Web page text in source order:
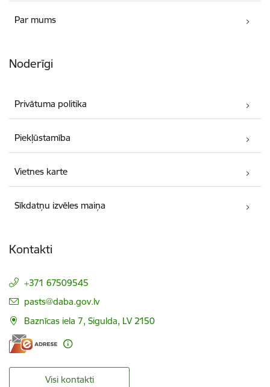
Par mums
Noderīgi
Privātuma politika
Piekļūstamība
Vietnes karte
Sīkdatņu izvēles maiņa
Kontakti
+371 67509545
E-pasts:
pasts@daba.gov.lv
Baznīcas iela 7, Sigulda, LV 2150
Visi kontakti